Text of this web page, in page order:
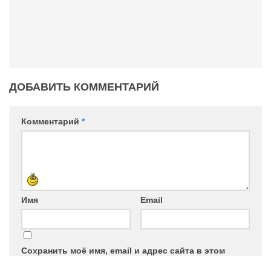
ДОБАВИТЬ КОММЕНТАРИЙ
Комментарий *
Имя Email
Сохранить моё имя, email и адрес сайта в этом